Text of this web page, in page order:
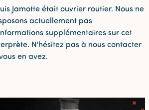
Jamotte était ouvrier routier. Nous ne
actuellement pas
supplémentaires sur cet
N'hésitez pas à nous contacter
en avez.